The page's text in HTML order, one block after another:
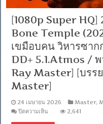
[1080p Super
Bone Temple
เขมือบคน วิหารซาก
DD+ 5.1.Atmos /
Ray Master] [บรร
Master]
24 เมษายน 2026 Master,
ปิดความเห็นบน
2,641